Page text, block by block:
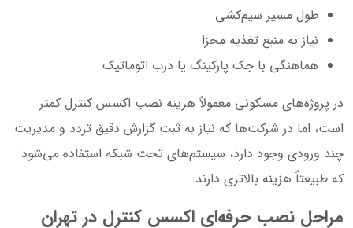
طول مسیر سیم‌کشی
نیاز به منبع تغذیه مجزا
هماهنگی با جک پارکینگ یا درب اتوماتیک
در پروژه‌های مسکونی معمولاً هزینه نصب اکسس کنترل کمتر
است، اما در شرکت‌ها که نیاز به ثبت گزارش دقیق تردد و مدیریت
چند ورودی وجود دارد، سیستم‌های تحت شبکه استفاده می‌شود
که طبیعتاً هزینه بالاتری دارند.
مراحل نصب حرفه‌ای اکسس کنترل در تهران